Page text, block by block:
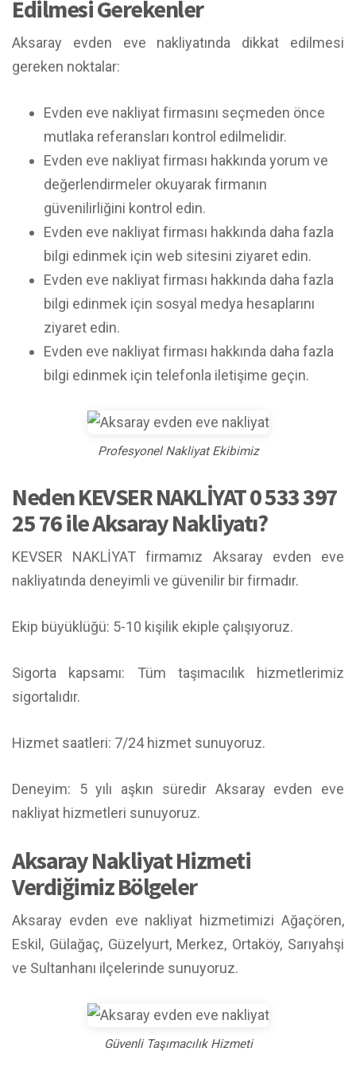
Edilmesi Gerekenler
Aksaray evden eve nakliyatında dikkat edilmesi
gereken noktalar:
Evden eve nakliyat firmasını seçmeden önce
mutlaka referansları kontrol edilmelidir.
Evden eve nakliyat firması hakkında yorum ve
değerlendirmeler okuyarak firmanın
güvenilirliğini kontrol edin.
Evden eve nakliyat firması hakkında daha fazla
bilgi edinmek için web sitesini ziyaret edin.
Evden eve nakliyat firması hakkında daha fazla
bilgi edinmek için sosyal medya hesaplarını
ziyaret edin.
Evden eve nakliyat firması hakkında daha fazla
bilgi edinmek için telefonla iletişime geçin.
Profesyonel Nakliyat Ekibimiz
Neden KEVSER NAKLİYAT 0 533 397
25 76 ile Aksaray Nakliyatı?
KEVSER NAKLİYAT firmamız Aksaray evden eve
nakliyatında deneyimli ve güvenilir bir firmadır.
Ekip büyüklüğü: 5-10 kişilik ekiple çalışıyoruz.
Sigorta kapsamı: Tüm taşımacılık hizmetlerimiz
sigortalıdır.
Hizmet saatleri: 7/24 hizmet sunuyoruz.
Deneyim: 5 yılı aşkın süredir Aksaray evden eve
nakliyat hizmetleri sunuyoruz.
Aksaray Nakliyat Hizmeti
Verdiğimiz Bölgeler
Aksaray evden eve nakliyat hizmetimizi Ağaçören,
Eskil, Gülağaç, Güzelyurt, Merkez, Ortaköy, Sarıyahşi
ve Sultanhanı ilçelerinde sunuyoruz.
Güvenli Taşımacılık Hizmeti